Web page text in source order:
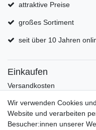
attraktive Preise
großes Sortiment
seit über 10 Jahren
Einkaufen
Versandkosten
Hilfe
Informationen
Wir verwenden Cookies
Website und verarbeiten
Besucher:innen unserer